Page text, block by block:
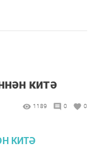
китә
1189 0 0